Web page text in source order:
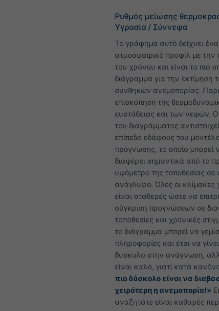
Ρυθμός μείωσης
Υγρασία / Σύννεφα
Το γράφημα αυτό δείχνει ένα
ατμοσφαιρικό προφίλ με την
του χρόνου και είναι το πιο
διάγραμμα για την εκτίμηση
συνθηκών ανεμοπορίας.
επισκόπηση της
ευστάθειας και των νεφών.
του διαγράμματος
επίπεδο εδάφους του
πρόγνωσης, το οποίο μπορεί
διαφέρει σημαντικά από το
υψόμετρο της τοποθεσίας σε
ανάγλυφο. Όλες οι
είναι σταθερές ώστε να
σύγκριση προγνώσεων σε
τοποθεσίες και χρονικές
το διάγραμμα μπορεί να
πληροφορίες και έτσι να
δύσκολο στην ανάγνωση,
είναι καλό, γιατί κατά
πιο δύσκολο είναι να
χειρότερη η ανεμοπορία!»
αναζητάτε είναι καθαρές